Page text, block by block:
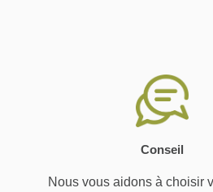
Conseil
Nous vous aidons à choisir